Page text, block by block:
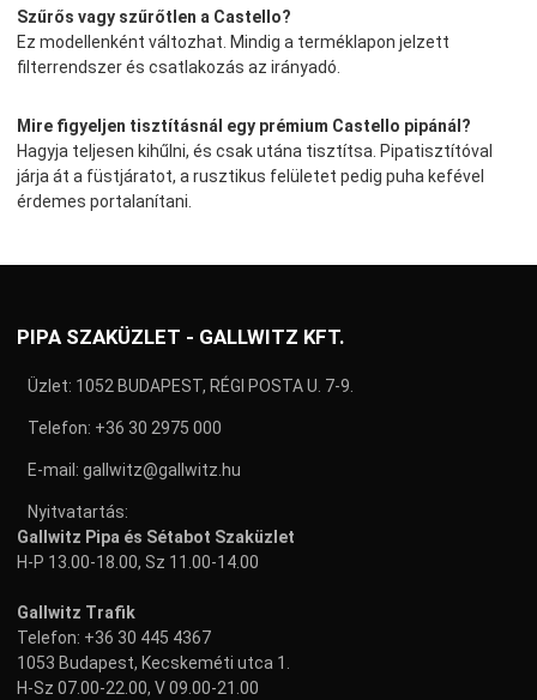
Szűrős vagy szűrőtlen a Castello?
Ez modellenként változhat. Mindig a terméklapon jelzett
filterrendszer és csatlakozás az irányadó.
Mire figyeljen tisztításnál egy prémium Castello pipánál?
Hagyja teljesen kihűlni, és csak utána tisztítsa. Pipatisztítóval
járja át a füstjáratot, a rusztikus felületet pedig puha kefével
érdemes portalanítani.
PIPA SZAKÜZLET - GALLWITZ KFT.
Üzlet: 1052 BUDAPEST, RÉGI POSTA U. 7-9.
Telefon: +36 30 2975 000
E-mail: gallwitz@gallwitz.hu
Nyitvatartás:
Gallwitz Pipa és Sétabot Szaküzlet
H-P 13.00-18.00, Sz 11.00-14.00
Gallwitz Trafik
Telefon: +36 30 445 4367
1053 Budapest, Kecskeméti utca 1.
H-Sz 07.00-22.00, V 09.00-21.00